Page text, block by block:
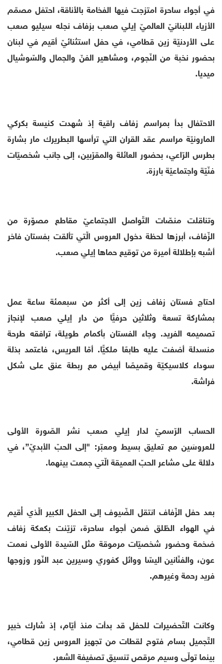
في أجواء ساحرة امتزجت فيها الفخامة بالأناقة، احتفل مصمّم
الأزياء اللبنانيّ العالميّ إيلي صعب بزفاف نجله سيليو صعب
على الأردنيّة زين قطامي، في حفل استثنائيّ أقيم في لبنان
بحضور نخبة من النّجوم، ومشاهير الفنّ والجمال والسّوشيال
ميديا.
الاحتفال بدأ بمراسم زفاف راقية إذ شهدت كنيسة بكركي
المارونيّة مراسم عقد القران التي ترأسها البطريرك مار بشارة
بطرس الرّاعي، بحضور العائلة والمقرّبين، إلى جانب شخصيّات
فنّيّة واجتماعيّة بارزة.
وتناقلت منصّات التّواصل الاجتماعيّ مقاطع مصوّرة من
الزّفاف، أبرزها لحظة دخول العروس الّتي تألقت بفستان فاخر
أشبه بإطلالة أميرة من توقيع حماها إيلي صعب.
احتاج فستان زفاف زين إلى أكثر من سبعمئة ساعة عمل
بمشاركة تسعة وثلاثين حرفيًّا من دار إيلي صعب لإنجاز
تصميمه الفريد. وجاء الفستان بأكمام طويلة، ترافقه طرحة
منسدلة أضفت عليه طابعًا ملكيًّا. أمّا العريس، فاعتمد بذلة
سوداء كلاسيكيّة وقميصًا أبيض مع ربطة عنق على شكل
فراشة.
الحساب الرّسميّ لدار إيلي صعب نشر الصّورة الأولى
للعروسَين مع تعليق بسيط ومعبّر: "إلى الحبّ الأبديّ”، في
دلالة على مشاعر الحبّ العميقة الّتي جمعت بينهما.
بعد حفل الزّفاف انتقل الضّيوف إلى الحفل الكبير الّذي أُقيم
في الهواء الطّلق ضمن أجواء ساحرة، تزيّنت بكعكة زفاف
ضخمة وحضور شخصيّات مرموقة مثل السّيدة الأولى نعمت
عون، والفنّانين اليسّا ووائل كفوري وسيرين عبد النّور وزوجها
فريد رحمة وغيرهم.
وكانت التّحضيرات للحفل قد بدأت منذ أيّام، إذ شارك خبير
التّجميل بسام فتوح لقطات من تجهيز العروس زين قطامي،
بينما تولّى وسيم مرقص تنسيق تصفيفة الشعر.